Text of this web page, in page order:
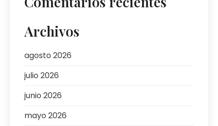
Archivos
agosto 2026
julio 2026
junio 2026
mayo 2026